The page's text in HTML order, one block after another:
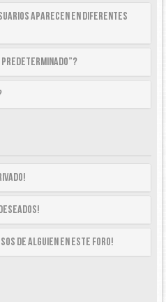
aparecen en diferentes
predeterminado”?
de alguien en este foro!